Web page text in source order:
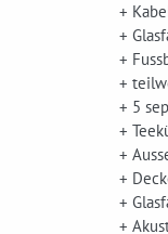
+
+
+
+
+ 5
+
+
+
+
+